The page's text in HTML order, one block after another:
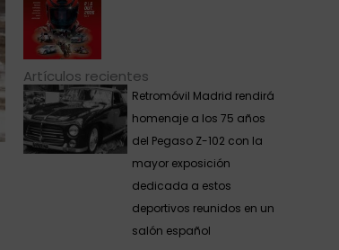
Artículos recientes
Retromóvil Madrid rendirá
homenaje a los 75 años
del Pegaso Z-102 con la
mayor exposición
dedicada a estos
deportivos reunidos en un
salón español